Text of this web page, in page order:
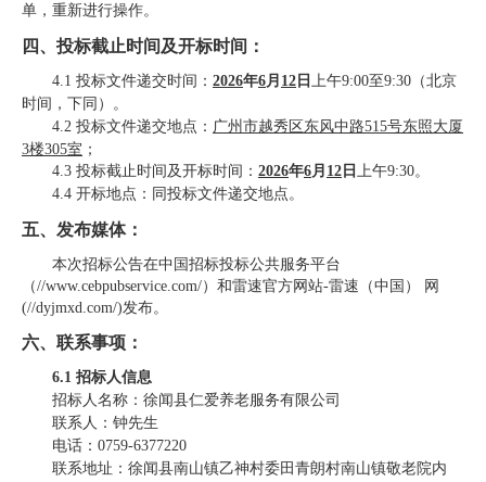
单，重新进行操作。
四、 投标截止 时间及开标时间 ：
4.1 投标文件递交时间： 2026年6月 12 日 上午9:00至9:30 （北京
时间，下同 ） 。
4.2 投标文件递交地点： 广州市越秀区东风中路515号东照大厦
3楼305室 ；
4.3 投标截止时间 及开标时间： 2026年6月 12 日 上午9:30。
4.4 开标地点：同 投标文件递交地点。
五、 发布媒体：
本次招标公告在中国招标投标公共服务平台
（//www.cebpubservice.com/） 和雷速官方网站-雷速（中国）
网
(//dyjmxd.com/)发布。
六、联系事项：
6.1 招标人信息
招标人名称 ：徐闻县仁爱养老服务有限公司
联系人：钟先生
电话： 0759-6377220
联系地址：徐闻县南山镇乙神村委田青朗村南山镇敬老院内